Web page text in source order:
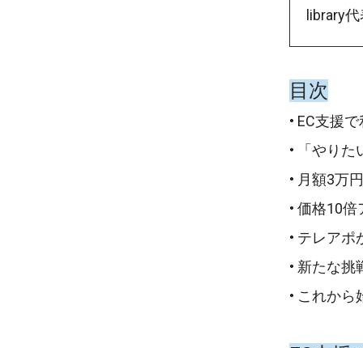
library
目次
• EC支援
• 「やりた
• 月額3万
• 価格10
• テレア
• 新たな挑
• これか